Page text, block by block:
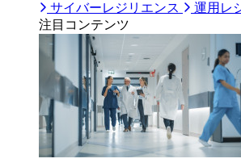
サイバーレジリエンス
運用レ
注目コンテンツ